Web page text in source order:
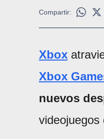
Compartir:
Xbox
Xbox
nuevos
videojuegos